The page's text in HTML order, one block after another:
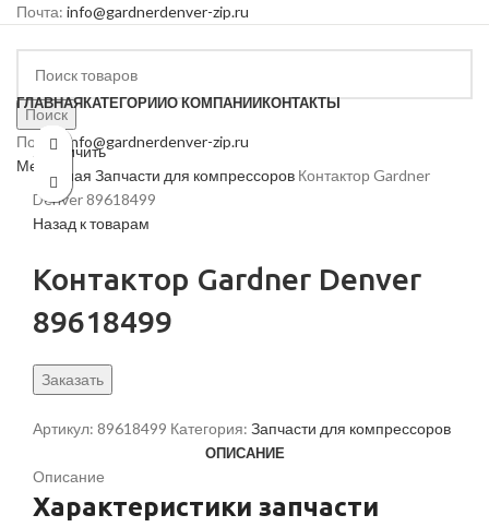
Почта: info@gardnerdenver-zip.ru
Поиск
Почта:
info@gardnerdenver-zip.ru
Меню
ГЛАВНАЯКАТЕГОРИИО КОМПАНИИКОНТАКТЫ
Увеличить
Главная Запчасти для компрессоров Контактор Gardner
Denver 89618499
Назад к товарам
Контактор Gardner Denver
89618499
Заказать
Артикул: 89618499 Категория: Запчасти для компрессоров
ОПИСАНИЕ
Описание
Характеристики запчасти